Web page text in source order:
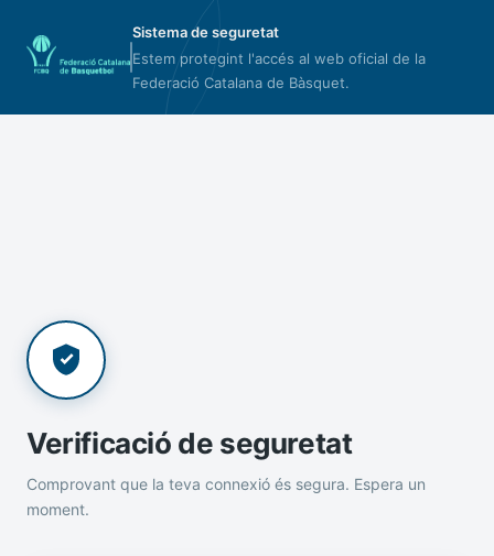
Sistema de seguretat
Estem protegint l'accés al web oficial de la
Federació Catalana de Bàsquet.
Verificació de seguretat
Comprovant que la teva connexió és segura. Espera un
moment.